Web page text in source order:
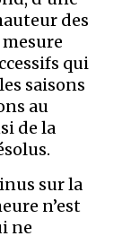
des
qui
saisons
au
de la
sur la
n’est
ne